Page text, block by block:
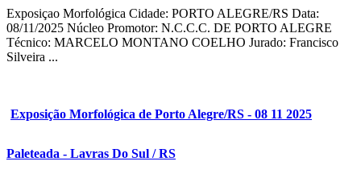
Exposiçao Morfológica Cidade: PORTO ALEGRE/RS Data:
08/11/2025 Núcleo Promotor: N.C.C.C. DE PORTO ALEGRE
Técnico: MARCELO MONTANO COELHO Jurado: Francisco
Silveira ...
Exposição Morfológica de Porto Alegre/RS - 08 11 2025
Paleteada - Lavras Do Sul / RS